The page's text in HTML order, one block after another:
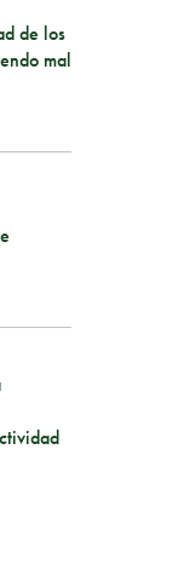
de los
mal